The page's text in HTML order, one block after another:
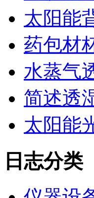
太阳能
药包材
水蒸气
简述透
太阳能
日志分类